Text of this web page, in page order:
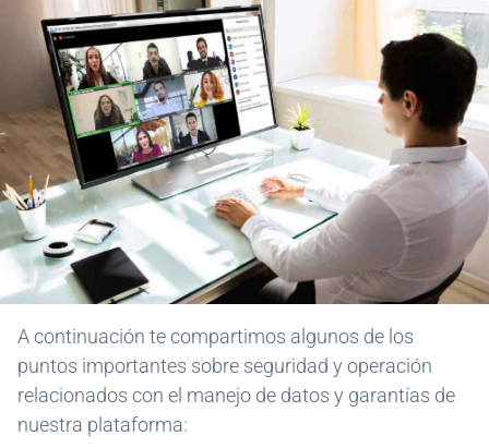
A continuación te compartimos algunos de los
puntos importantes sobre seguridad y operación
relacionados con el manejo de datos y garantías de
nuestra plataforma: